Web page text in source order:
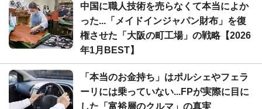
中国に職人技術を売らなくて本当によか
った...「メイドインジャパン財布」を復
権させた「大阪の町工場」の戦略【2026
年1月BEST】
「本当のお金持ち」はポルシェやフェラ
ーリには乗っていない...FPが実際に目に
した「富裕層のクルマ」の真実